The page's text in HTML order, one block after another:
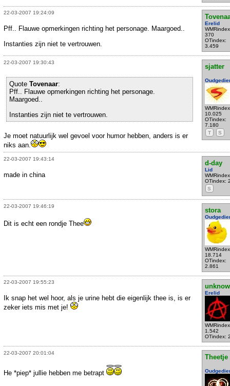
22-03-2007 19:24:09
Erelid
370
OTindex:
3.459
Pff.. Flauwe opmerkingen richting het personage. Maargoed..
Instanties zijn niet te vertrouwen.
22-03-2007 19:30:43
sjatter
10.025
OTindex:
7.180
T
S
Quote Tovenaar:
Pff.. Flauwe opmerkingen richting het personage.
Maargoed..
Instanties zijn niet te vertrouwen.
Je moet natuurlijk wel gevoel voor humor hebben, anders is er
niks aan.
22-03-2007 19:43:14
d-day
Lid
OTindex:
S
made in china
22-03-2007 19:46:19
stora
18.714
OTindex:
2.861
Dit is echt een rondje Thee
22-03-2007 19:55:23
unknow
Erelid
1.542
OTindex:
Ik snap het wel hoor, als je urine hebt die eigenlijk thee is, is er
zeker iets mis met je!
22-03-2007 20:01:04
Theetje
He *piep* jullie hebben me betrapt